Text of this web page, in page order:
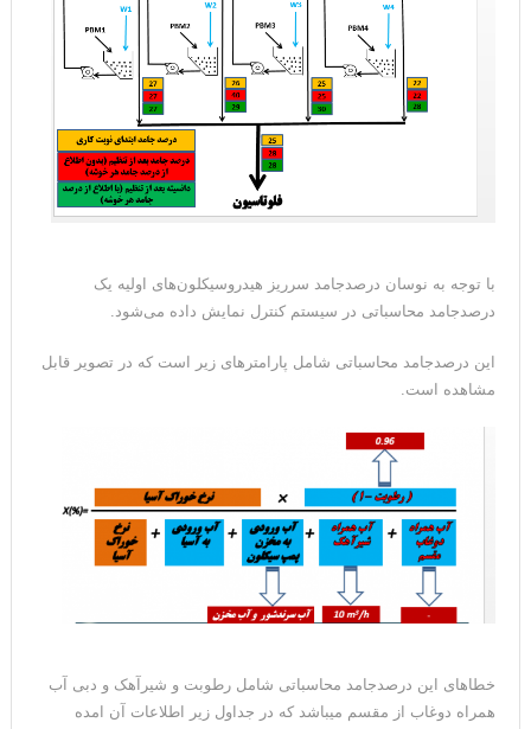
با توجه به نوسان درصدجامد سرریز هیدروسیکلون‌های اولیه یک
درصدجامد محاسباتی در سیستم کنترل نمایش داده می‌شود.
این درصدجامد محاسباتی شامل پارامترهای زیر است که در تصویر قابل
مشاهده است.
خطاهای این درصدجامد محاسباتی شامل رطوبت و شیرآهک و دبی آب
همراه دوغاب از مقسم میباشد که در جداول زیر اطلاعات آن امده